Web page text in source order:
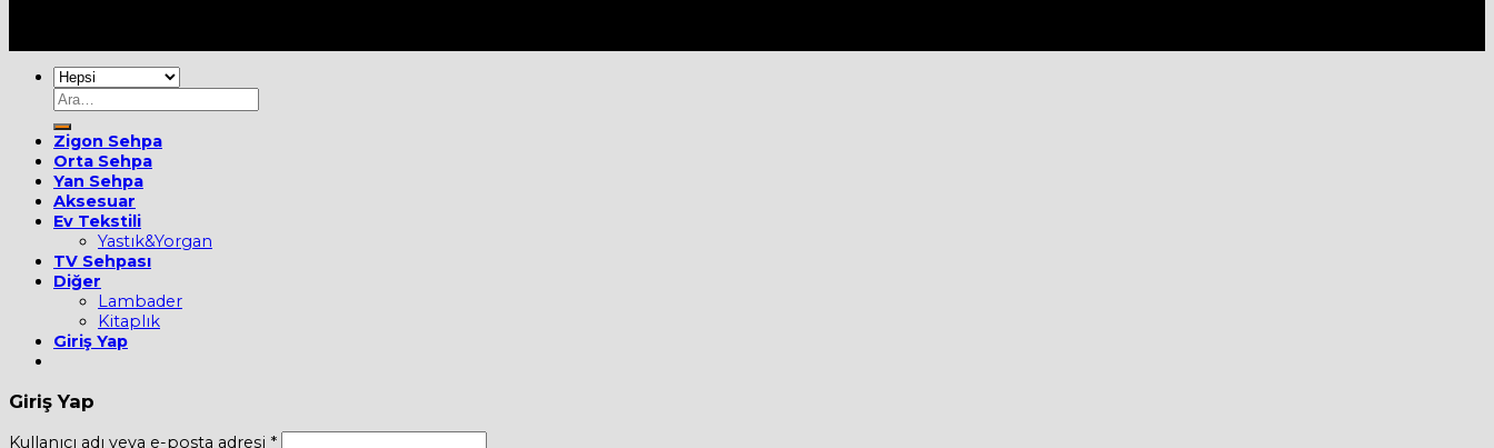
Ara:
Zigon Sehpa
Orta Sehpa
Yan Sehpa
Aksesuar
Ev Tekstili
Yastık&Yorgan
TV Sehpası
Diğer
Lambader
Kitaplık
Giriş Yap
Giriş Yap
Kullanıcı adı veya e-posta adresi *